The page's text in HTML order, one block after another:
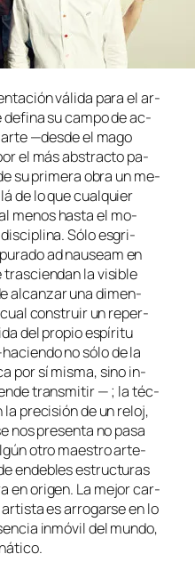
vá­li­da pa­ra el ar­
de­fi­na su cam­po de ac­
—des­de el ma­go
el más abs­trac­to pa­
su pri­me­ra obra un me­
de lo que cual­quier
me­nos has­ta el mo­
Sólo es­gri­
ad nau­seamen
la vi­si­ble
al­can­zar una di­men­
cons­truir un re­per­
del pro­pio es­pí­ri­tu
no só­lo de la
por sí mis­ma, sino in­
trans­mi­tir — ; la téc­
pre­ci­sión de un re­loj,
nos pre­sen­ta no pa­sa
otro maes­tro ar­te­
en­de­bles es­truc­tu­ras
en ori­gen. La me­jor car­
es arro­gar­se en lo
in­mó­vil del mun­do,